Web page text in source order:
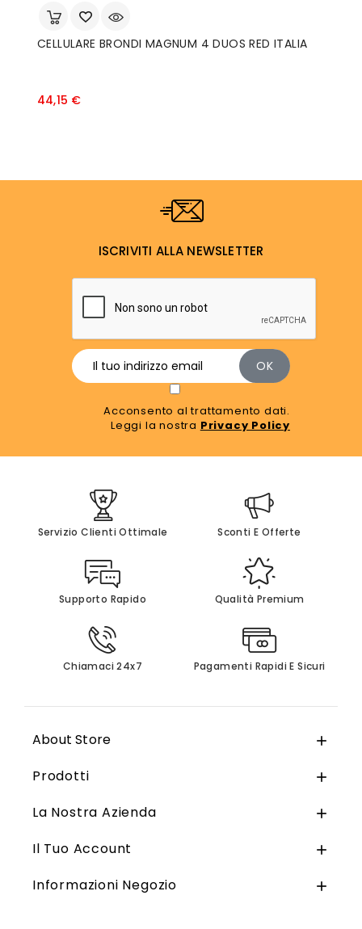
CELLULARE BRONDI MAGNUM 4 DUOS RED ITALIA
44,15 €Prezzo
ISCRIVITI ALLA NEWSLETTER
Acconsento al trattamento dati.
Leggi la nostra Privacy Policy
Servizio Clienti Ottimale Sconti E Offerte
Supporto Rapido Qualità Premium
Chiamaci 24x7 Pagamenti Rapidi E Sicuri
About Store 
Prodotti 
La Nostra Azienda 
Il Tuo Account 
Informazioni Negozio 